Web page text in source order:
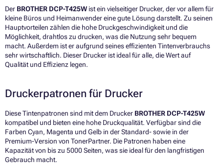
Der BROTHER DCP-T425W ist ein vielseitiger Drucker, der vor allem für
kleine Büros und Heimanwender eine gute Lösung darstellt. Zu seinen
Hauptvorteilen zählen die hohe Druckgeschwindigkeit und die
Möglichkeit, drahtlos zu drucken, was die Nutzung sehr bequem
macht. Außerdem ist er aufgrund seines effizienten Tintenverbrauchs
sehr wirtschaftlich. Dieser Drucker ist ideal für alle, die Wert auf
Qualität und Effizienz legen.
Druckerpatronen für Drucker
Diese Tintenpatronen sind mit dem Drucker BROTHER DCP-T425W
kompatibel und bieten eine hohe Druckqualität. Verfügbar sind die
Farben Cyan, Magenta und Gelb in der Standard- sowie in der
Premium-Version von TonerPartner. Die Patronen haben eine
Kapazität von bis zu 5000 Seiten, was sie ideal für den langfristigen
Gebrauch macht.